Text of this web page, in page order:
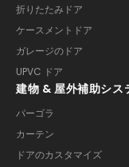
折りたたみドア
ケースメントドア
ガレージのドア
UPVC ドア
建物 & 屋外補助シス
パーゴラ
カーテン
ドアのカスタマイズ